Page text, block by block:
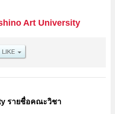
ารสอบคัดเลือกเข้าศึกษาเช่นจำนวนคน
เลือกเป็นต้น,แนะนำสถานที่,การเดิน
รค้นหาข้อมูลตามอัธยาศัย
Art University
รายชื่อคณะวิชา